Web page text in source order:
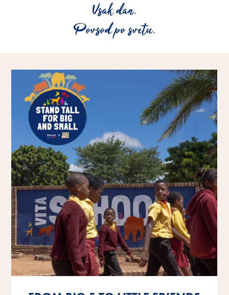
Vsak dan.
Povsod po svetu.
Preberite več